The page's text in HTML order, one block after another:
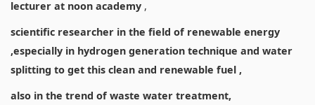
lecturer at noon academy ,
scientific researcher in the field of renewable energy
,especially in hydrogen generation technique and water
splitting to get this clean and renewable fuel ,
also in the trend of waste water treatment,